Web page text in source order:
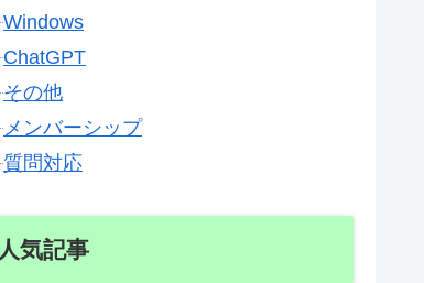
Windows
ChatGPT
その他
メンバーシップ
質問対応
人気記事